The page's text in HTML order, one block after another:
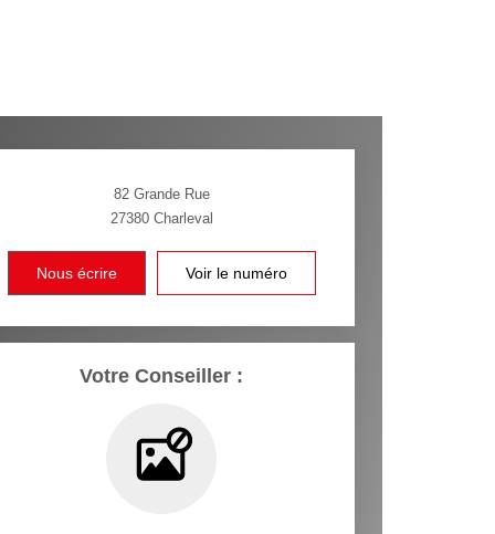
82 Grande Rue
27380 Charleval
Nous écrire Voir le numéro
Votre Conseiller :